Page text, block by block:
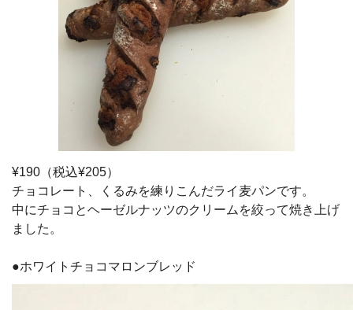
¥190（税込¥205）
チョコレート、くるみを練りこんだライ麦パンです。
中にチョコとヘーゼルナッツのクリームを絞って焼き上げ
ました。
●ホワイトチョコマロンブレッド